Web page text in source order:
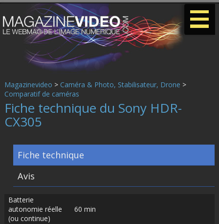
Magazinevideo > Caméra & Photo, Stabilisateur, Drone >
Comparatif de caméras
Fiche technique du Sony HDR-
CX305
Fiche technique
Avis
Batterie
autonomie réelle
(ou continue)
60 min
-
-
-